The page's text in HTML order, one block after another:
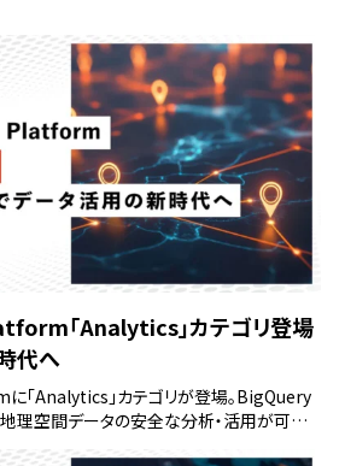
「Analytics」カテゴリ登場
代へ
「Analytics」カテゴリが登場。BigQuery
理空間データの安全な分析・活用が可能
新サービス創出を加速します。